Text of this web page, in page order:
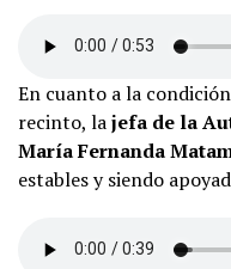
En cuanto a la
recinto, lajefa de la
María Fernanda
estables y siendo